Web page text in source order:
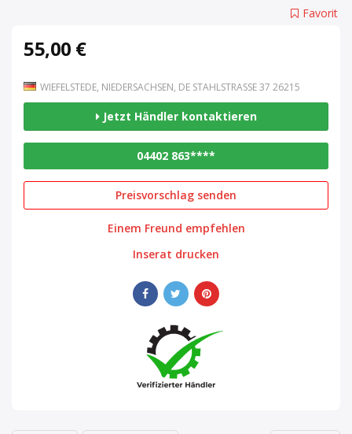
Favorit
55,00 €
WIEFELSTEDE, NIEDERSACHSEN, DE STAHLSTRASSE 37 26215
Jetzt Händler kontaktieren
04402 863****
Preisvorschlag senden
Einem Freund empfehlen
Inserat drucken